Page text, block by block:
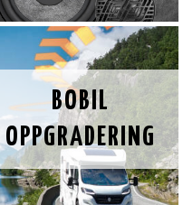
BOBIL
OPPGRADERING